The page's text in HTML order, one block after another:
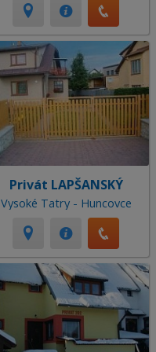
Privát LAPŠANSKÝ
Vysoké Tatry - Huncovce